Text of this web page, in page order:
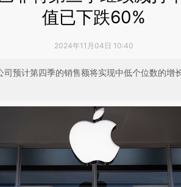
值已下跌60%
2024年11月04日 10:40
司预计第四季的销售额将实现中低个位数的增